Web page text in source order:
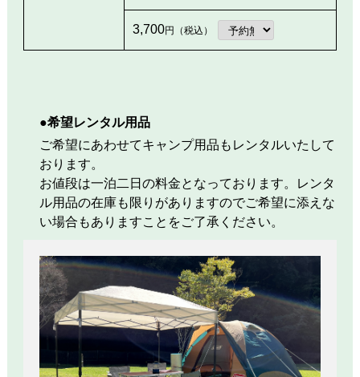
3,700円（税込）
●希望レンタル用品
ご希望にあわせてキャンプ用品もレンタルいたして
おります。
お値段は一泊二日の料金となっております。レンタ
ル用品の在庫も限りがありますのでご希望に添えな
い場合もありますことをご了承ください。